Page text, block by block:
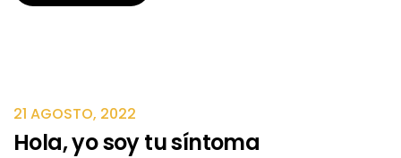
21 AGOSTO, 2022
Hola, yo soy tu síntoma